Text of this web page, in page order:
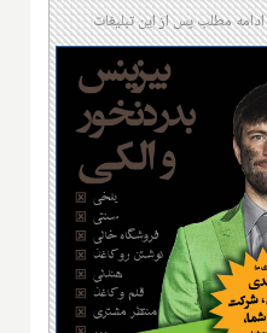
مطلب پس از این تبلیغات